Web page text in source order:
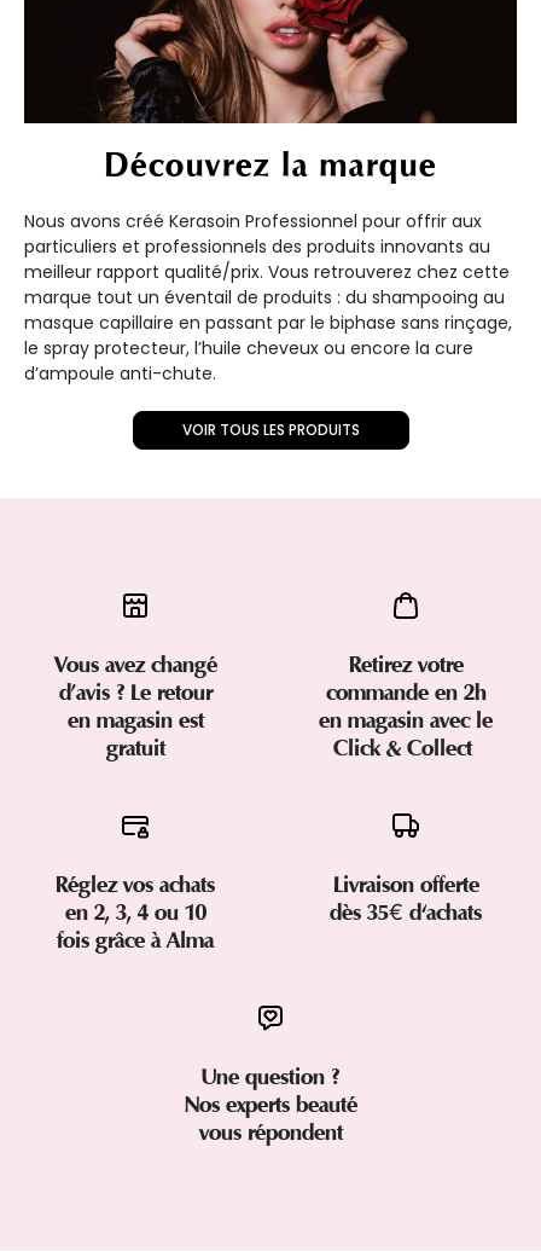
Découvrez la marque
Nous avons créé Kerasoin Professionnel pour offrir aux
particuliers et professionnels des produits innovants au
meilleur rapport qualité/prix. Vous retrouverez chez cette
marque tout un éventail de produits : du shampooing au
masque capillaire en passant par le biphase sans rinçage,
le spray protecteur, l’huile cheveux ou encore la cure
d’ampoule anti-chute.
VOIR TOUS LES PRODUITS
Vous avez changé
d’avis ? Le retour
en magasin est
gratuit
Retirez votre
commande en 2h
en magasin avec le
Click & Collect
Réglez vos achats
en 2, 3, 4 ou 10
fois grâce à Alma
Livraison offerte
dès 35€ d'achats
Une question ?
Nos experts beauté
vous répondent